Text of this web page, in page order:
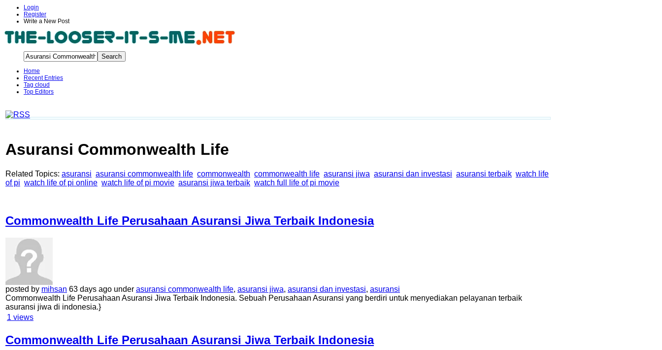
Login
Register
Write a New Post
Home
Recent Entries
Tag cloud
Top Editors
Asuransi Commonwealth Life
Related Topics: asuransi asuransi commonwealth life commonwealth commonwealth life asuransi jiwa asuransi dan investasi asuransi terbaik watch life
of pi watch life of pi online watch life of pi movie asuransi jiwa terbaik watch full life of pi movie
Commonwealth Life Perusahaan Asuransi Jiwa Terbaik Indonesia
posted by mihsan 63 days ago under asuransi commonwealth life, asuransi jiwa, asuransi dan investasi, asuransi
Commonwealth Life Perusahaan Asuransi Jiwa Terbaik Indonesia. Sebuah Perusahaan Asuransi yang berdiri untuk menyediakan pelayanan terbaik
asuransi jiwa di indonesia.}
1 views
Commonwealth Life Perusahaan Asuransi Jiwa Terbaik Indonesia